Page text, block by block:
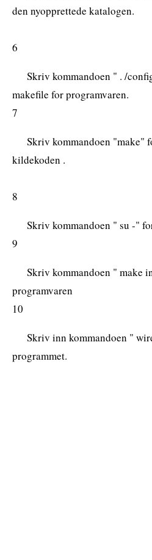
den nyopprettede katalogen.
6
Skriv kommandoen " . /
makefile for programvaren.
7
Skriv kommandoen "make"
kildekoden .
8
Skriv kommandoen " su -"
9
Skriv kommandoen " make
programvaren
10
Skriv inn kommandoen "
programmet.